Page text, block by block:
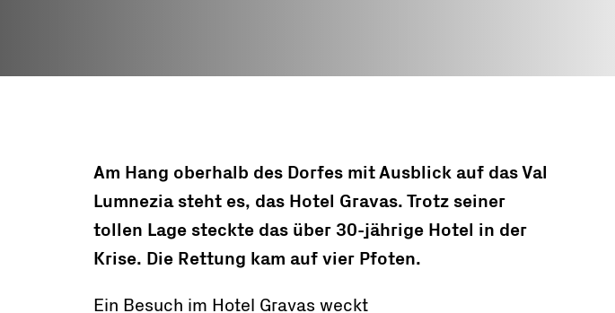
Am Hang oberhalb des Dorfes mit Ausblick auf das Val
Lumnezia steht es, das Hotel Gravas. Trotz seiner
tollen Lage steckte das über 30-jährige Hotel in der
Krise. Die Rettung kam auf vier Pfoten.
Ein Besuch im Hotel Gravas weckt